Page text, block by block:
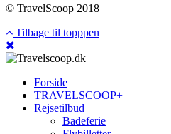
© TravelScoop 2018
Tilbage til topppen
Forside
TRAVELSCOOP+
Rejsetilbud
Badeferie